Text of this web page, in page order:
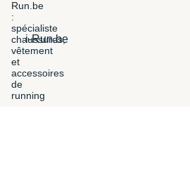
i-Run.be